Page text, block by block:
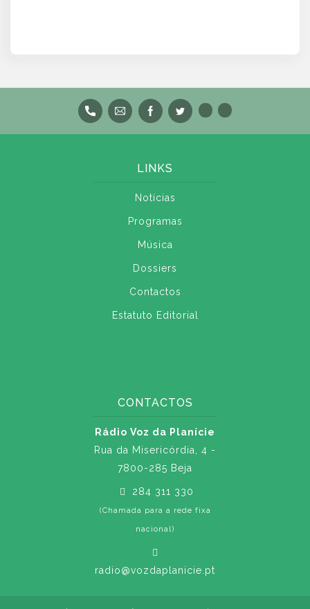
LINKS
Notícias
Programas
Música
Dossiers
Contactos
Estatuto Editorial
CONTACTOS
Rádio Voz da Planície
Rua da Misericórdia, 4 -
7800-285 Beja
284 311 330
(Chamada para a rede fixa
nacional)
radio@vozdaplanicie.pt